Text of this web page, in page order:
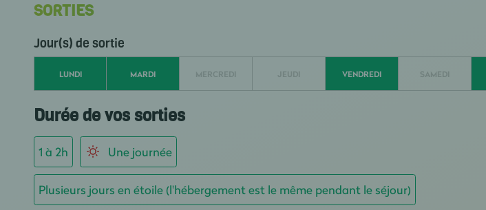
SORTIES
Jour(s) de sortie
LUNDI MARDI MERCREDI JEUDI VENDREDI SAMEDI
Durée de vos sorties
1 à 2h Une journée
Plusieurs jours en étoile (l'hébergement est le même pendant le séjour)